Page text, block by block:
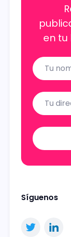
en
Name
Email
Síguenos